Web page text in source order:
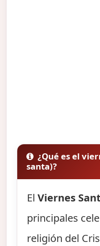
¿Qué es el
santa)?
ElViernes
principales
religión del